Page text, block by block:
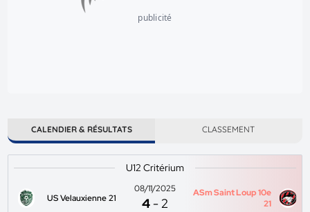
publicité
CALENDIER & RÉSULTATS CLASSEMENT
U12 Critérium
US Velauxienne 21
08/11/2025
4 -2
ASm Saint Loup 10e
21